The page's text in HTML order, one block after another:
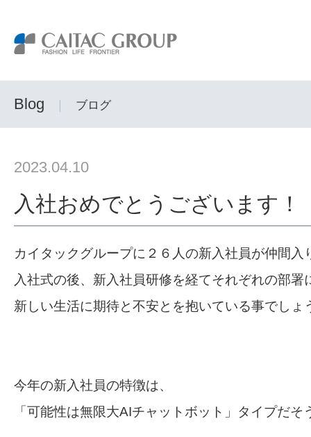
Blog ブログ
2023.04.10
入社おめでとうございます！
カイタックグループに２６人の新入社員が仲間入
入社式の後、新入社員研修を経てそれぞれの部署
新しい生活に期待と不安とを抱いている事でしょ
今年の新入社員の特徴は、
「可能性は無限大AIチャットボット」タイプだそ